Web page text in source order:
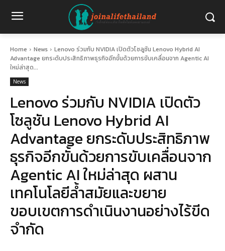
Home News
Lenovo ร่วมกับ NVIDIA เปิดตัวโซลูชัน Lenovo Hybrid AI
Advantage ยกระดับประสิทธิภาพธุรกิจอีกขั้นด้วยการขับเคลื่อนจาก Agentic AI
ใหม่ล่าสุด...
News
Lenovo ร่วมกับ NVIDIA เปิดตัว
โซลูชัน Lenovo Hybrid AI
Advantage ยกระดับประสิทธิภาพ
ธุรกิจอีกขั้นด้วยการขับเคลื่อนจาก
Agentic AI ใหม่ล่าสุด ผสาน
เทคโนโลยีล้ำสมัยและขยาย
ขอบเขตการดำเนินงานอย่างไร้ขีด
จำกัด